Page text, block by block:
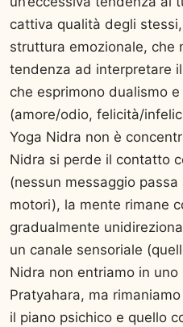
cattiva qualità degli
struttura emozionale, che
tendenza ad interpretare
che esprimono dualismo
(amore/odio, felicità/
Yoga Nidra non è
Nidra si perde il contatto
(nessun messaggio
motori), la mente rimane
gradualmente
un canale sensoriale
Nidra non entriamo in
Pratyahara, ma
il piano psichico e quello